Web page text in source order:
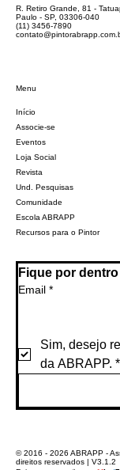
R. Retiro Grande, 81 -
Paulo - SP, 03306-040
(11) 3456-7890
Menu
Início
Associe-se
Eventos
Loja Social
Revista
Und. Pesquisas
Comunidade
Escola ABRAPP
Recursos para o Pintor
Fique por
Email *
Sim, desejo
da ABRAPP. *
© 2016 - 2026 ABRAPP -
direitos reservados | V3.1.2